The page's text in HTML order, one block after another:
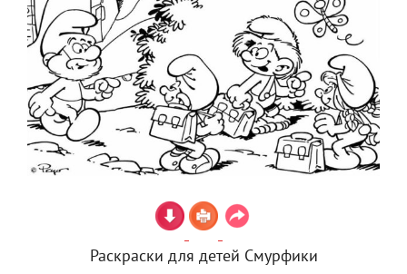
Раскраски для детей Смурфики